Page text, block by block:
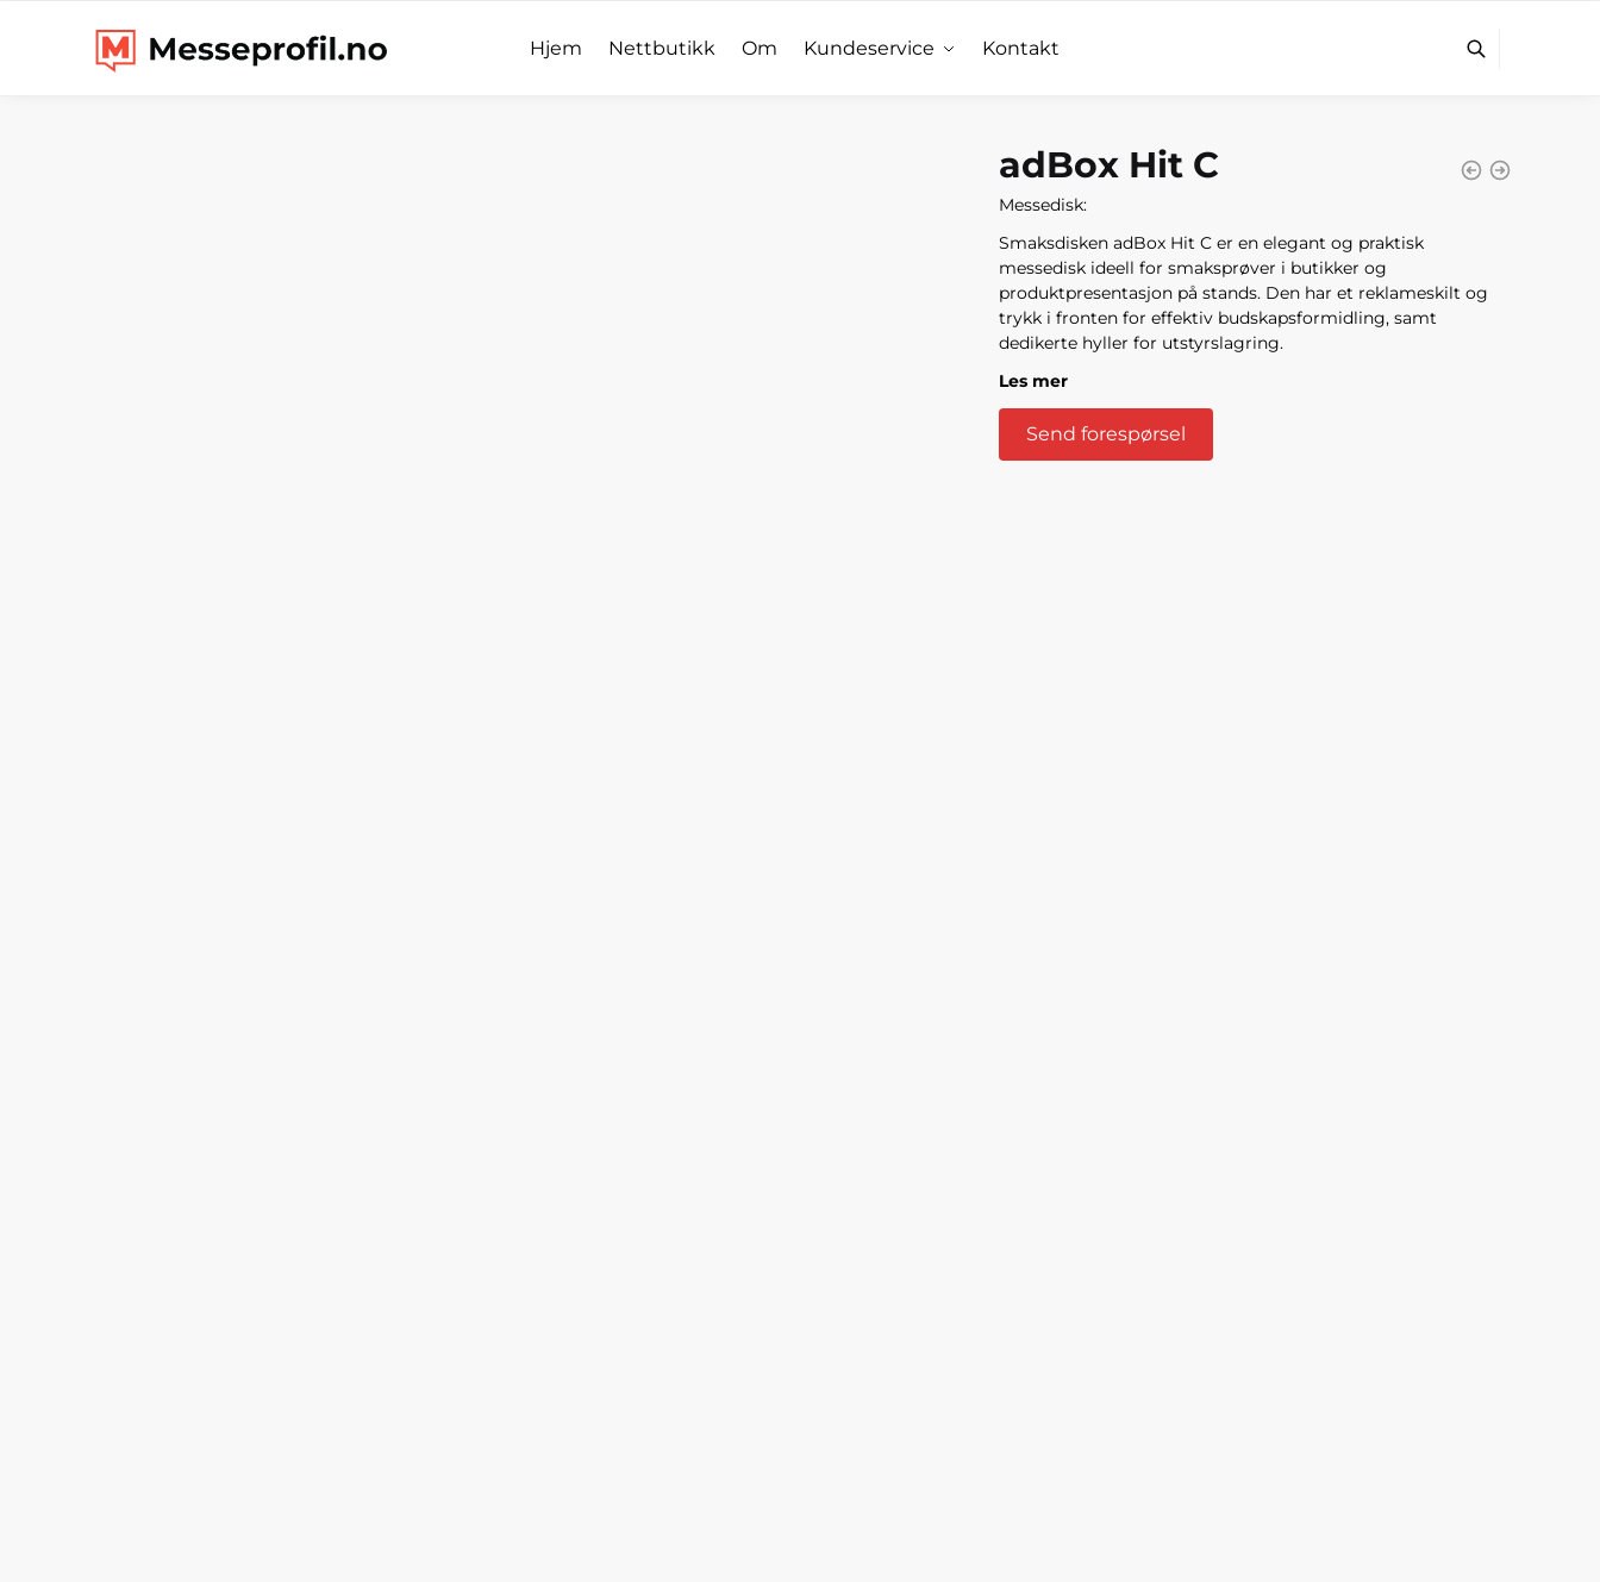
Hjem Nettbutikk Om Kundeservice Kontakt
adBox Hit C
Messedisk:
Smaksdisken adBox Hit C er en elegant og praktisk
messedisk ideell for smaksprøver i butikker og
produktpresentasjon på stands. Den har et reklameskilt og
trykk i fronten for effektiv budskapsformidling, samt
dedikerte hyller for utstyrslagring.
Les mer
Send forespørsel